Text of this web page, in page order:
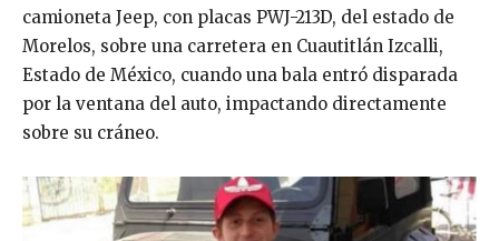
camioneta Jeep, con placas PWJ-213D, del estado de
Morelos, sobre una carretera en Cuautitlán Izcalli,
Estado de México, cuando una bala entró disparada
por la ventana del auto, impactando directamente
sobre su cráneo.